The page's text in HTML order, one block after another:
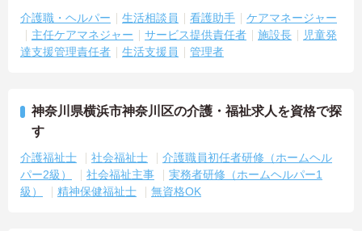
介護職・ヘルパー 生活相談員 看護助手
ケアマネージャー
主任ケアマネジャー
サービス提供責任者 施設長
児童発
達支援管理責任者
生活支援員 管理者
神奈川県横浜市神奈川区の介護・福祉求人を資格で探
す
介護福祉士 社会福祉士
介護職員初任者研修（ホームヘル
パー2級）
社会福祉主事
実務者研修（ホームヘルパー1
級）
精神保健福祉士 無資格OK